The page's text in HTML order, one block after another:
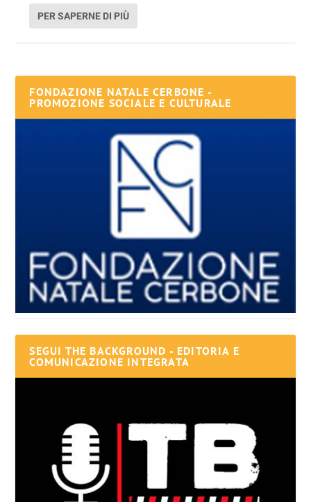
PER SAPERNE DI PIÙ
FONDAZIONE NATALE CERBONE -
PROMOZIONE SOCIALE E CULTURALE
SEGUI THE BACKGROUND - EDITORIA E
COMUNICAZIONE INTEGRATA